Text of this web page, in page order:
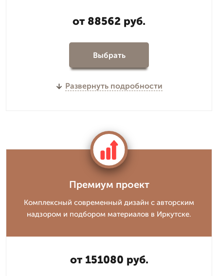
от 88562 руб.
Выбрать
Развернуть подробности
Премиум проект
Комплексный современный дизайн с авторским
надзором и подбором материалов в Иркутске.
от 151080 руб.